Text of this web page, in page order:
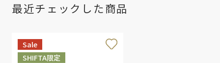
最近チェックした商品
Sale
SHIFTA限定